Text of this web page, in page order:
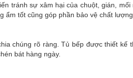
tránh sự xâm hại của chuột, gián,
tốt cũng góp phần bảo vệ chất
chúng rõ ràng. Tủ bếp được thiết kế
bát hàng ngày.